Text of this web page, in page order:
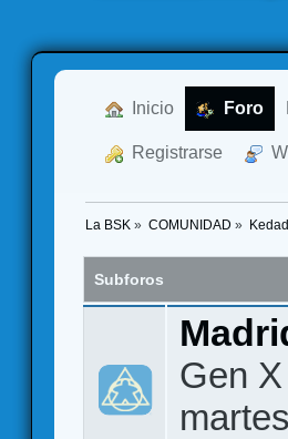
Inicio Foro
Registrarse
La BSK » COMUNIDAD »
Subforos
Gen